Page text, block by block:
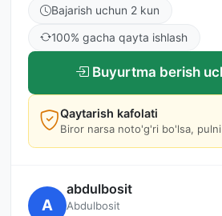
Bajarish uchun 2 kun
100% gacha qayta ishlash
Buyurtma berish
Qaytarish kafolati
Biror narsa noto'g'ri bo'lsa,
A
abdulbosit
Abdulbosit